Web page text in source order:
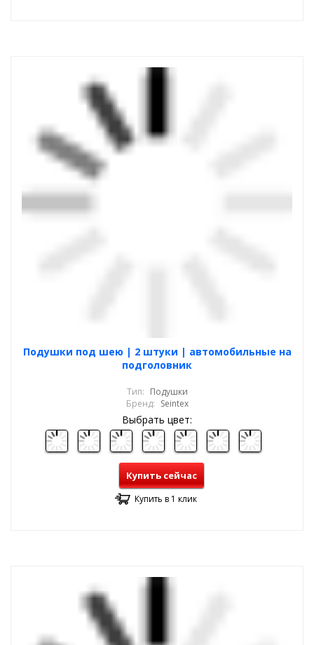
Подушки под шею | 2 штуки | автомобильные на
подголовник
Тип: Подушки
Бренд: Seintex
Выбрать цвет:
Купить сейчас
Купить в 1 клик